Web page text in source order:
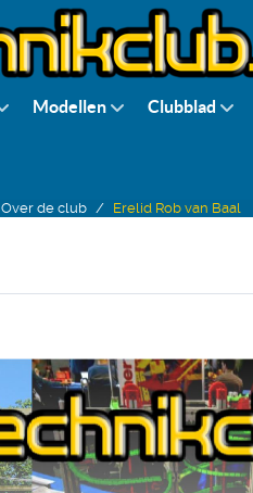
Modellen Clubblad
Over de club Erelid Rob van Baal